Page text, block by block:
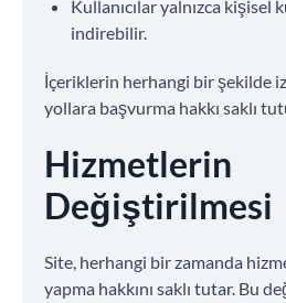
Kullanıcılar yalnızca kişisel
indirebilir.
İçeriklerin herhangi bir şekilde
yollara başvurma hakkı saklı
Hizmetlerin
Değiştirilmesi
Site, herhangi bir zamanda
yapma hakkını saklı tutar. Bu